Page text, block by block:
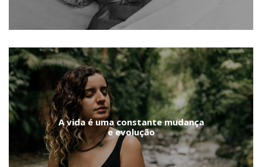
A vida é uma constante mudança
e evolução